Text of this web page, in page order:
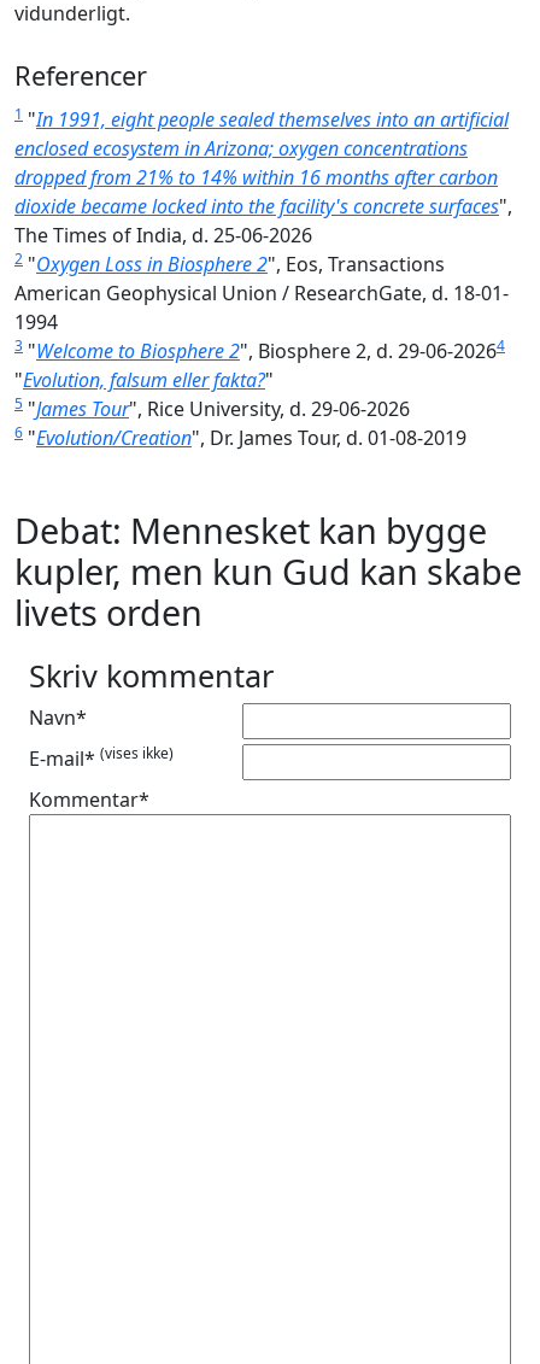
vidunderligt.
Referencer
1 "In 1991, eight people sealed themselves into an artificial
enclosed ecosystem in Arizona; oxygen concentrations
dropped from 21% to 14% within 16 months after carbon
dioxide became locked into the facility's concrete surfaces",
The Times of India, d. 25-06-2026
2 "Oxygen Loss in Biosphere 2", Eos, Transactions
American Geophysical Union / ResearchGate, d. 18-01-
1994
3 "Welcome to Biosphere 2", Biosphere 2, d. 29-06-20264
"Evolution, falsum eller fakta?"
5 "James Tour", Rice University, d. 29-06-2026
6 "Evolution/Creation", Dr. James Tour, d. 01-08-2019
Debat: Mennesket kan bygge
kupler, men kun Gud kan skabe
livets orden
Skriv kommentar
Navn*
E-mail* (vises ikke)
Kommentar*